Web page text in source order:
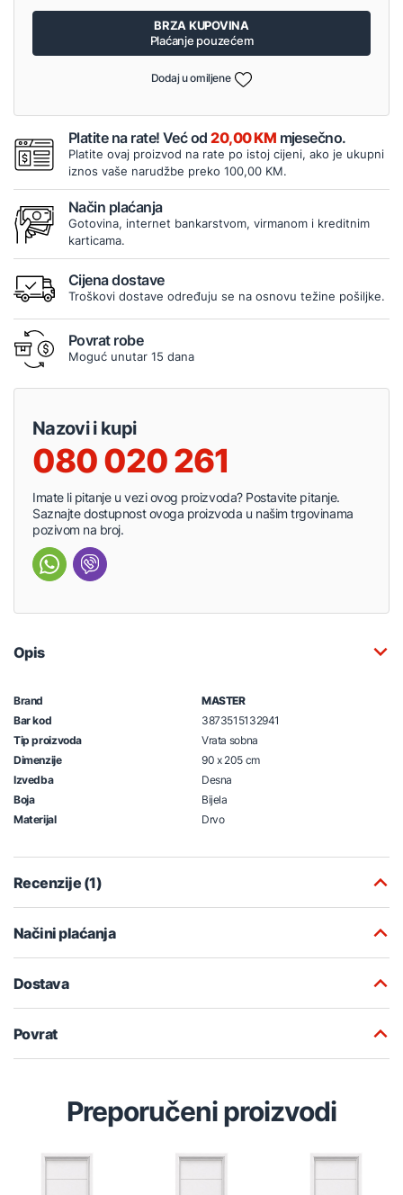
BRZA KUPOVINA
Plaćanje pouzećem
Dodaj u omiljene
Platite na rate! Već od20,00 KM mjesečno.
Platite ovaj proizvod na rate po istoj cijeni, ako je ukupni
iznos vaše narudžbe preko 100,00 KM.
Način plaćanja
Gotovina, internet bankarstvom, virmanom i kreditnim
karticama.
Cijena dostave
Troškovi dostave određuju se na osnovu težine pošiljke.
Povrat robe
Moguć unutar 15 dana
Nazovi i kupi
080 020 261
Imate li pitanje u vezi ovog proizvoda? Postavite pitanje.
Saznajte dostupnost ovoga proizvoda u našim trgovinama
pozivom na broj.
Opis
Brand
MASTER
Bar kod
3873515132941
Tip proizvoda
Vrata sobna
Dimenzije
90 x 205 cm
Izvedba
Desna
Boja
Bijela
Materijal
Drvo
Recenzije (1)
Načini plaćanja
Dostava
Povrat
Preporučeni proizvodi